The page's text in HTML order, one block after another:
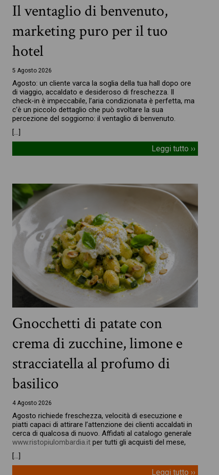
Il ventaglio di benvenuto,
marketing puro per il tuo
hotel
5 Agosto 2026
Agosto: un cliente varca la soglia della tua hall dopo ore
di viaggio, accaldato e desideroso di freschezza. Il
check-in è impeccabile, l’aria condizionata è perfetta, ma
c’è un piccolo dettaglio che può svoltare la sua
percezione del soggiorno: il ventaglio di benvenuto.
[…]
Leggi tutto ››
Gnocchetti di patate con
crema di zucchine, limone e
stracciatella al profumo di
basilico
4 Agosto 2026
Agosto richiede freschezza, velocità di esecuzione e
piatti capaci di attirare l’attenzione dei clienti accaldati in
cerca di qualcosa di nuovo. Affidati al catalogo generale
www.ristopiulombardia.it per tutti gli acquisti del mese,
[…]
Leggi tutto ››